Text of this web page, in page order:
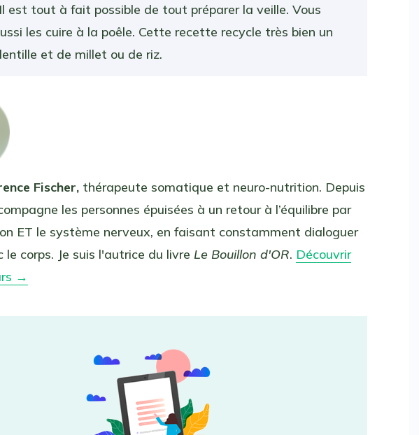
est tout à fait possible de tout préparer la veille. Vous
les cuire à la poêle. Cette recette recycle très bien un
et de millet ou de riz.
Fischer, thérapeute somatique et neuro-nutrition. Depuis
les personnes épuisées à un retour à l’équilibre par
ET le système nerveux, en faisant constamment dialoguer
corps. Je suis l'autrice du livre Le Bouillon d'OR. Découvrir
→